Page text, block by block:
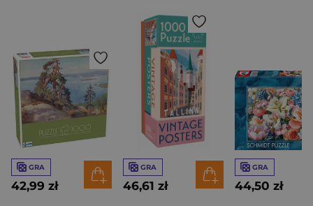
GRA
42,99 zł
GRA
46,61 zł
GRA
44,50 zł